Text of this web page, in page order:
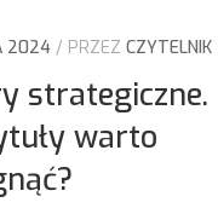
2024 PRZEZ CZYTELNIK
strategiczne.
warto